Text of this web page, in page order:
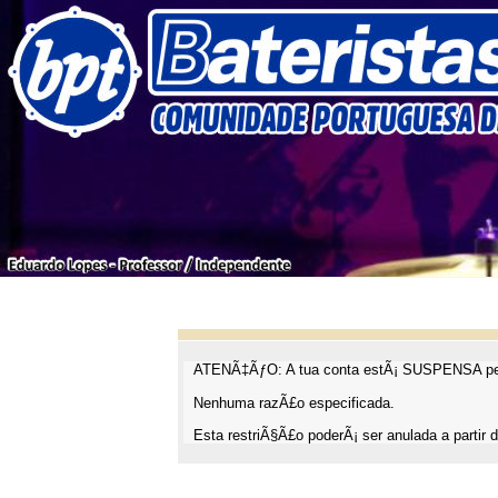
ATENÃ‡ÃƒO: A tua conta estÃ¡ SUSPENSA
Nenhuma razÃ£o especificada.
Esta restriÃ§Ã£o poderÃ¡ ser anulada a partir